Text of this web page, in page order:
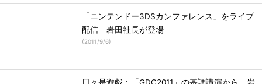
「ニンテンドー3DSカンファレンス」をライブ
配信 岩田社長が登場
(2011/9/6)